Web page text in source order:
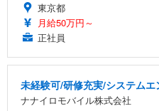
東京都
月給50万円～
正社員
未経験可/研修充実/システムエ
ナナイロモバイル株式会社